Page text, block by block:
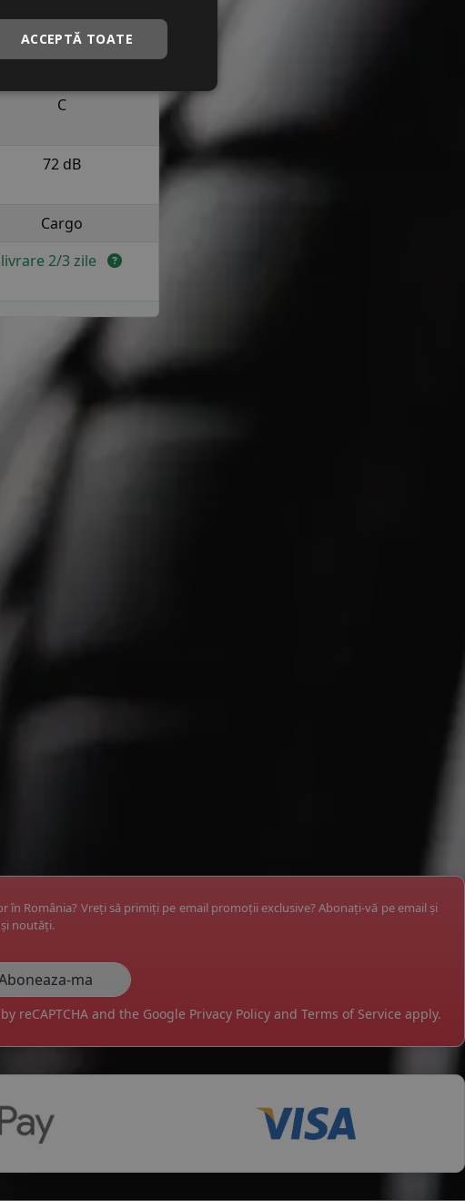
A
C
72 dB
Cargo
livrare 2/3 zile
România? Vreți să primiți pe email promoții exclusive? Abonați-vă pe email și
noutăți.
reCAPTCHA and the Google Privacy Policy and Terms of Service apply.
ACCEPTĂ TOATE